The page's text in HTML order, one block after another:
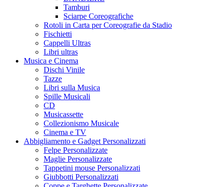
Tamburi
Sciarpe Coreografiche
Rotoli in Carta per Coreografie da Stadio
Fischietti
Cappelli Ultras
Libri ultras
Musica e Cinema
Dischi Vinile
Tazze
Libri sulla Musica
Spille Musicali
CD
Musicassette
Collezionismo Musicale
Cinema e TV
Abbigliamento e Gadget Personalizzati
Felpe Personalizzate
Maglie Personalizzate
Tappetini mouse Personalizzati
Giubbotti Personalizzati